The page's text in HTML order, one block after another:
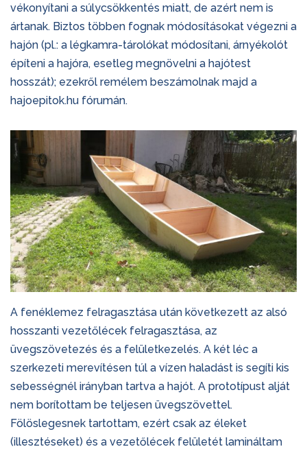
vékonyítani a súlycsökkentés miatt, de azért nem is
ártanak. Biztos többen fognak módosításokat végezni a
hajón (pl.: a légkamra-tárolókat módosítani, árnyékolót
építeni a hajóra, esetleg megnövelni a hajótest
hosszát); ezekről remélem beszámolnak majd a
hajoepitok.hu fórumán.
A fenéklemez felragasztása után következett az alsó
hosszanti vezetőlécek felragasztása, az
üvegszövetezés és a felületkezelés. A két léc a
szerkezeti merevítésen túl a vízen haladást is segíti kis
sebességnél irányban tartva a hajót. A prototípust alját
nem borítottam be teljesen üvegszövettel.
Fölöslegesnek tartottam, ezért csak az éleket
(illesztéseket) és a vezetőlécek felületét lamináltam